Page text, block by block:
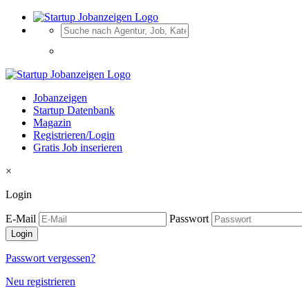
Jobanzeigen
Startup Datenbank
Magazin
Registrieren/Login
Gratis Job inserieren
×
Login
E-Mail Passwort
Passwort vergessen?
Neu registrieren